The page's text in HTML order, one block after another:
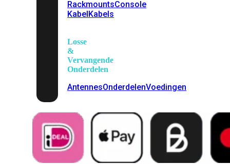
RackmountsConsole
KabelKabels
Losse
&
Vervangende
Onderdelen
AntennesOnderdelenVoedingen